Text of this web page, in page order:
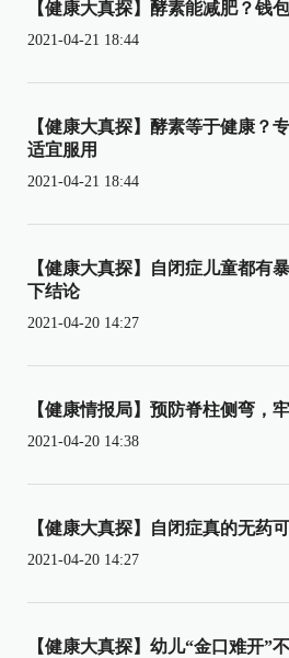
【健康大真探】酵素能减肥？钱
2021-04-21 18:44
【健康大真探】酵素等于健康？
适宜服用
2021-04-21 18:44
【健康大真探】自闭症儿童都有
下结论
2021-04-20 14:27
【健康情报局】预防脊柱侧弯，
2021-04-20 14:38
【健康大真探】自闭症真的无药
2021-04-20 14:27
【健康大真探】幼儿“金口难开”